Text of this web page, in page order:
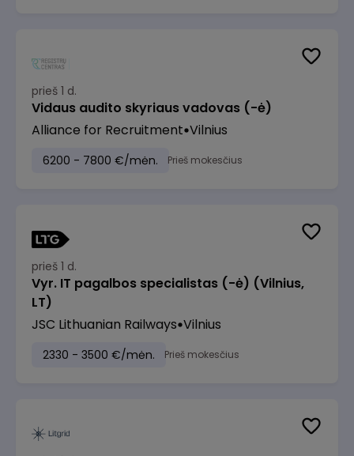
prieš 1 d.
Vidaus audito skyriaus vadovas (-ė)
Alliance for Recruitment Vilnius
6200 - 7800 €/mėn. Prieš mokesčius
prieš 1 d.
Vyr. IT pagalbos specialistas (-ė) (Vilnius,
LT)
JSC Lithuanian Railways Vilnius
2330 - 3500 €/mėn. Prieš mokesčius